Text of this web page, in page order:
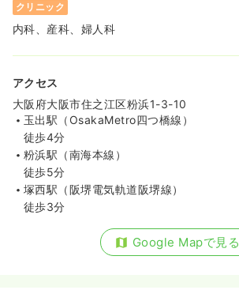
クリニック
内科、産科、婦人科
アクセス
大阪府大阪市住之江区粉浜1-3-10
玉出駅（OsakaMetro四つ橋線）
徒歩4分
粉浜駅（南海本線）
徒歩5分
塚西駅（阪堺電気軌道阪堺線）
徒歩3分
Google Mapで見る